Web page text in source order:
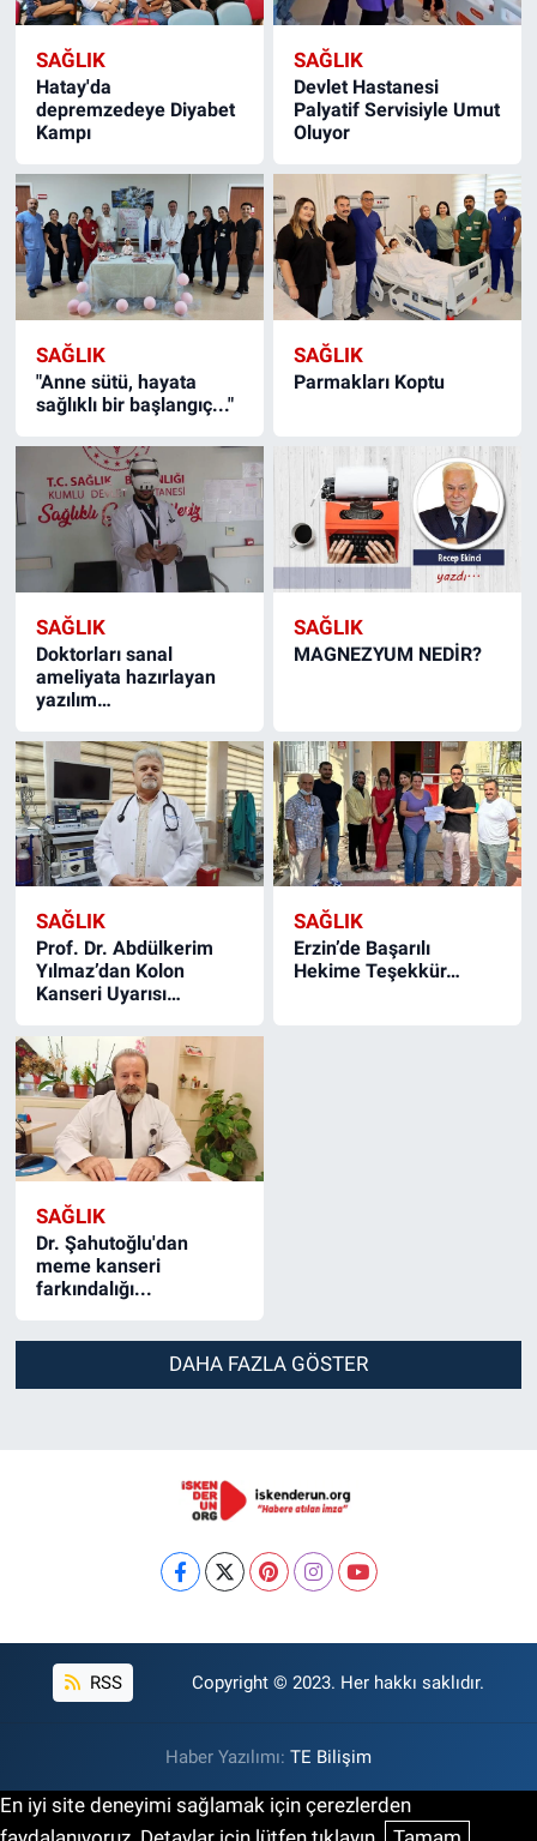
SAĞLIK
Hatay'da
depremzedeye Diyabet
Kampı
SAĞLIK
Devlet Hastanesi
Palyatif Servisiyle Umut
Oluyor
SAĞLIK
"Anne sütü, hayata
sağlıklı bir başlangıç..."
SAĞLIK
Parmakları Koptu
SAĞLIK
Doktorları sanal
ameliyata hazırlayan
yazılım…
SAĞLIK
MAGNEZYUM NEDİR?
SAĞLIK
Prof. Dr. Abdülkerim
Yılmaz’dan Kolon
Kanseri Uyarısı…
SAĞLIK
Erzin’de Başarılı
Hekime Teşekkür…
SAĞLIK
Dr. Şahutoğlu'dan
meme kanseri
farkındalığı...
DAHA FAZLA GÖSTER
RSS Copyright © 2023. Her hakkı saklıdır.
Haber Yazılımı: TE Bilişim
En iyi site deneyimi sağlamak için çerezlerden